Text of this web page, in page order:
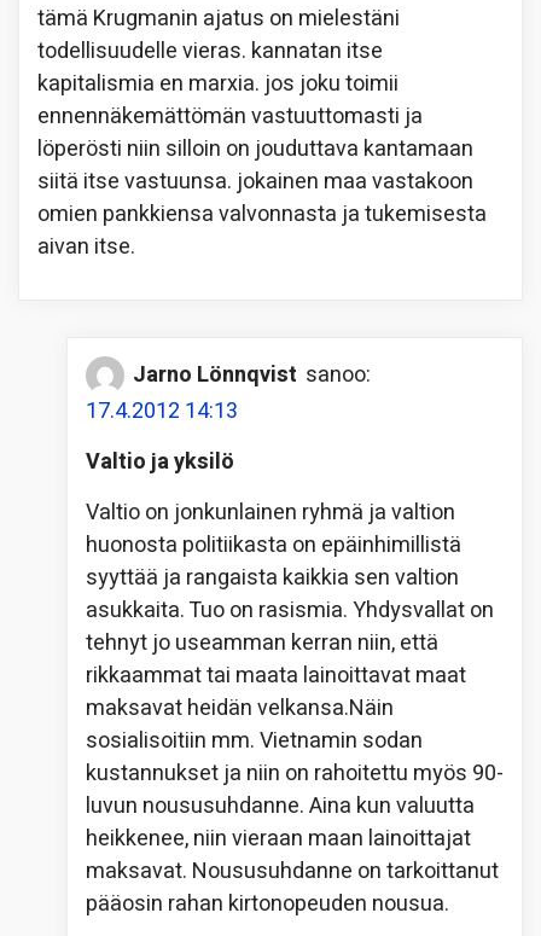
tämä Krugmanin ajatus on mielestäni
todellisuudelle vieras. kannatan itse
kapitalismia en marxia. jos joku toimii
ennennäkemättömän vastuuttomasti ja
löperösti niin silloin on jouduttava kantamaan
siitä itse vastuunsa. jokainen maa vastakoon
omien pankkiensa valvonnasta ja tukemisesta
aivan itse.
Jarno Lönnqvist sanoo:
17.4.2012 14:13
Valtio ja yksilö
Valtio on jonkunlainen ryhmä ja valtion
huonosta politiikasta on epäinhimillistä
syyttää ja rangaista kaikkia sen valtion
asukkaita. Tuo on rasismia. Yhdysvallat on
tehnyt jo useamman kerran niin, että
rikkaammat tai maata lainoittavat maat
maksavat heidän velkansa.Näin
sosialisoitiin mm. Vietnamin sodan
kustannukset ja niin on rahoitettu myös 90-
luvun noususuhdanne. Aina kun valuutta
heikkenee, niin vieraan maan lainoittajat
maksavat. Noususuhdanne on tarkoittanut
pääosin rahan kirtonopeuden nousua.